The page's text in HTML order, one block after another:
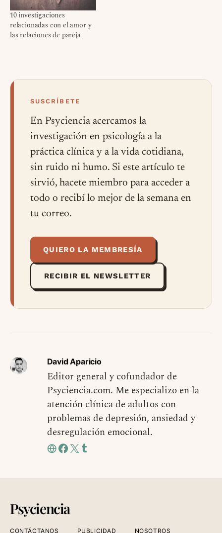
10 investigaciones
relacionadas con el amor y
las relaciones de pareja
SUSCRÍBETE
En Psyciencia acercamos la
investigación en psicología a la
práctica clínica y a la vida cotidiana,
sin ruido ni humo. Si este artículo te
sirvió, hacete miembro para acceder a
todo o recibí lo mejor de la semana en
tu correo.
QUIERO LA MEMBRESÍA
RECIBIR EL NEWSLETTER
David Aparicio
Editor general y cofundador de
Psyciencia.com. Me especializo en la
atención clínica de adultos con
problemas de depresión, ansiedad y
desregulación emocional.
Psyciencia
CONTÁCTANOS PUBLICIDAD NOSOTROS